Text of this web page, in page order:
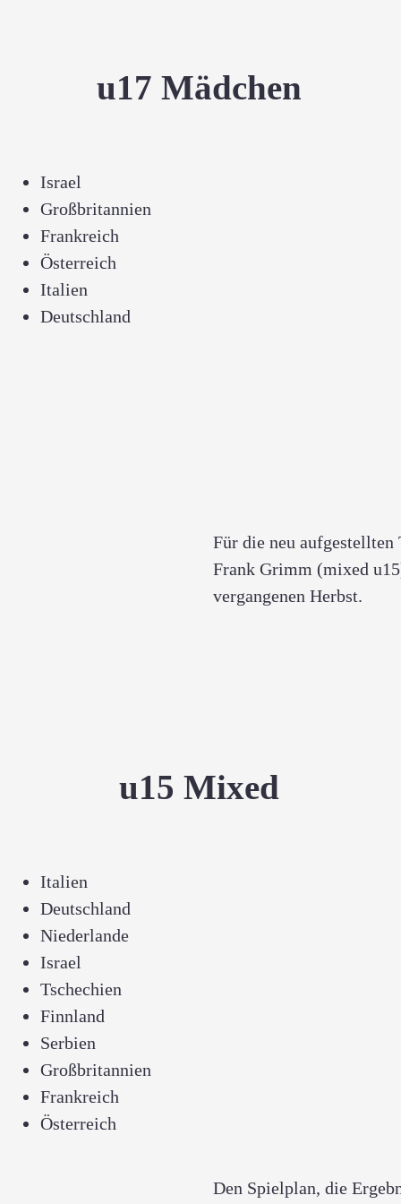
u17 Mädchen
Israel
Großbritannien
Frankreich
Österreich
Italien
Deutschland
Für die neu aufgestellten
Frank Grimm (mixed
vergangenen Herbst.
u15 Mixed
Italien
Deutschland
Niederlande
Israel
Tschechien
Finnland
Serbien
Großbritannien
Frankreich
Österreich
Den Spielplan, die